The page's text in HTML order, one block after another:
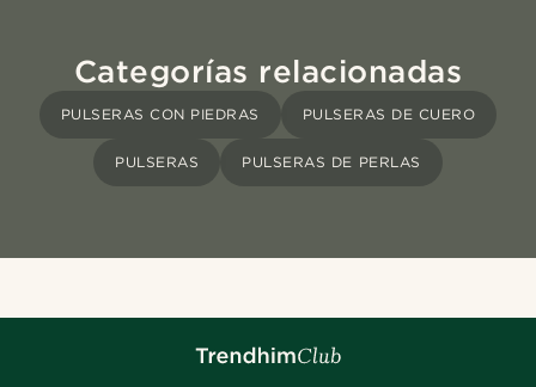
Categorías relacionadas
PULSERAS CON PIEDRAS PULSERAS DE CUERO
PULSERAS PULSERAS DE PERLAS